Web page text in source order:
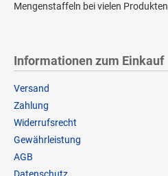
Mengenstaffeln bei vielen Produkten
Informationen zum Einkauf
Versand
Zahlung
Widerrufsrecht
Gewährleistung
AGB